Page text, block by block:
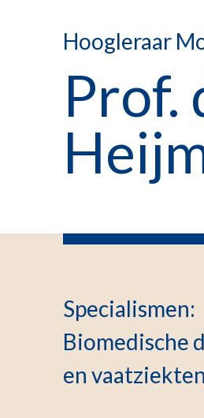
Hoogleraar
Prof.
Specialismen:
Biomedische
en